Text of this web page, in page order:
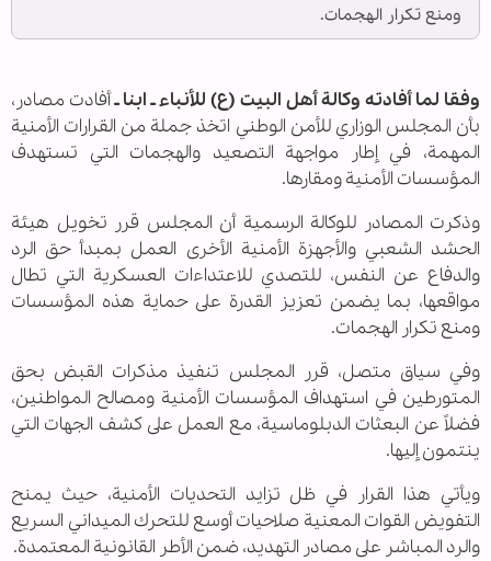
ومنع تكرار الهجمات.
وفقا لما أفادته وكالة أهل البيت (ع) للأنباء ـ ابنا ـأفادت مصادر،
بأن المجلس الوزاري للأمن الوطني اتخذ جملة من القرارات الأمنية
المهمة، في إطار مواجهة التصعيد والهجمات التي تستهدف
المؤسسات الأمنية ومقارها.
وذكرت المصادر للوكالة الرسمية أن المجلس قرر تخويل هيئة
الحشد الشعبي والأجهزة الأمنية الأخرى العمل بمبدأ حق الرد
والدفاع عن النفس، للتصدي للاعتداءات العسكرية التي تطال
مواقعها، بما يضمن تعزيز القدرة على حماية هذه المؤسسات
ومنع تكرار الهجمات.
وفي سياق متصل، قرر المجلس تنفيذ مذكرات القبض بحق
المتورطين في استهداف المؤسسات الأمنية ومصالح المواطنين،
فضلاً عن البعثات الدبلوماسية، مع العمل على كشف الجهات التي
ينتمون إليها.
ويأتي هذا القرار في ظل تزايد التحديات الأمنية، حيث يمنح
التفويض القوات المعنية صلاحيات أوسع للتحرك الميداني السريع
والرد المباشر على مصادر التهديد، ضمن الأطر القانونية المعتمدة.